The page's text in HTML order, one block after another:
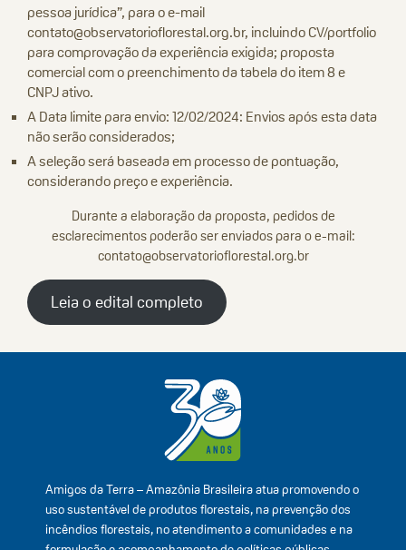
pessoa jurídica”, para o e-mail
contato@observatorioflorestal.org.br, incluindo CV/portfolio
para comprovação da experiência exigida; proposta
comercial com o preenchimento da tabela do item 8 e
CNPJ ativo.
A Data limite para envio: 12/02/2024: Envios após esta data
não serão considerados;
A seleção será baseada em processo de pontuação,
considerando preço e experiência.
Durante a elaboração da proposta, pedidos de
esclarecimentos poderão ser enviados para o e-mail:
contato@observatorioflorestal.org.br
Leia o edital completo
Amigos da Terra – Amazônia Brasileira atua promovendo o
uso sustentável de produtos florestais, na prevenção dos
incêndios florestais, no atendimento a comunidades e na